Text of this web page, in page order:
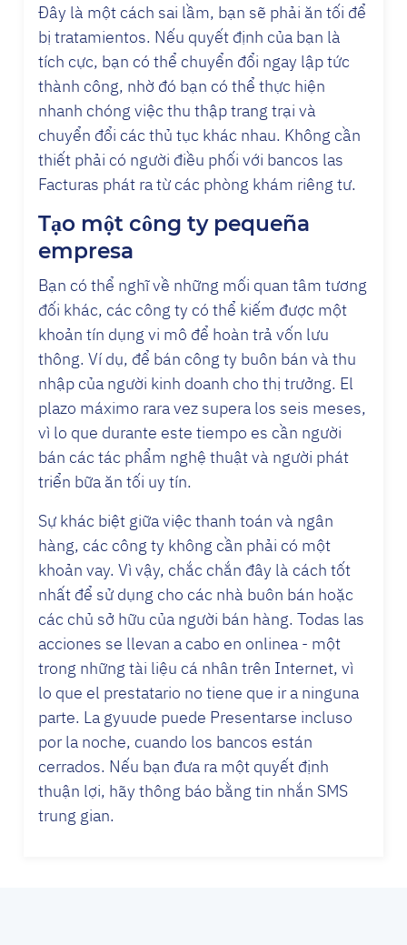
Đây là một cách sai lầm, bạn sẽ phải ăn tối để
bị tratamientos. Nếu quyết định của bạn là
tích cực, bạn có thể chuyển đổi ngay lập tức
thành công, nhờ đó bạn có thể thực hiện
nhanh chóng việc thu thập trang trại và
chuyển đổi các thủ tục khác nhau. Không cần
thiết phải có người điều phối với bancos las
Facturas phát ra từ các phòng khám riêng tư.
Tạo một công ty pequeña
empresa
Bạn có thể nghĩ về những mối quan tâm tương
đối khác, các công ty có thể kiếm được một
khoản tín dụng vi mô để hoàn trả vốn lưu
thông. Ví dụ, để bán công ty buôn bán và thu
nhập của người kinh doanh cho thị trưởng. El
plazo máximo rara vez supera los seis meses,
vì lo que durante este tiempo es cần người
bán các tác phẩm nghệ thuật và người phát
triển bữa ăn tối uy tín.
Sự khác biệt giữa việc thanh toán và ngân
hàng, các công ty không cần phải có một
khoản vay. Vì vậy, chắc chắn đây là cách tốt
nhất để sử dụng cho các nhà buôn bán hoặc
các chủ sở hữu của người bán hàng. Todas las
acciones se llevan a cabo en onlinea - một
trong những tài liệu cá nhân trên Internet, vì
lo que el prestatario no tiene que ir a ninguna
parte. La gyuude puede Presentarse incluso
por la noche, cuando los bancos están
cerrados. Nếu bạn đưa ra một quyết định
thuận lợi, hãy thông báo bằng tin nhắn SMS
trung gian.